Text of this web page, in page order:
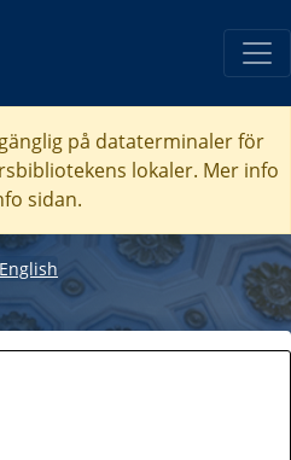
på dataterminaler för
lokaler. Mer info
sidan.